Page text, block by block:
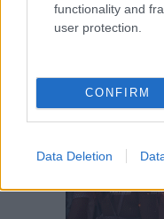
functionality and
user protection.
CONFIRM
Data Deletion